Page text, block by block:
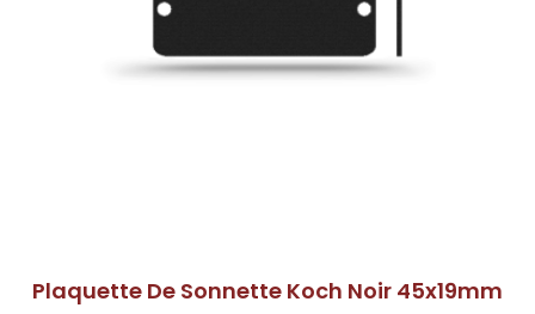
Plaquette De Sonnette Koch Noir 45x19mm